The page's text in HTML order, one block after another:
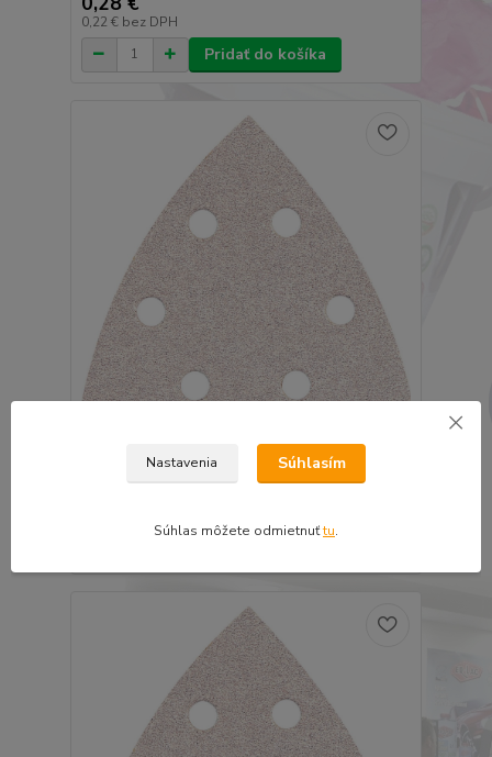
0,22 € bez DPH
Pridať do košíka
Smirdex 510 brúsna žehlička 95x95x95mm 6dier
Nastavenia Súhlasím
Súhlas môžete odmietnuťtu.